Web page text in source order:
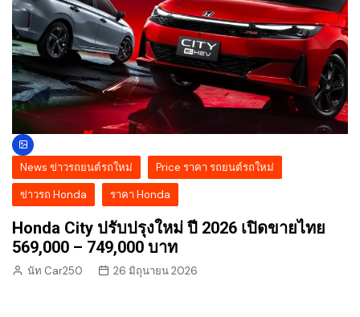
News ข่าวรถยนต์รถใหม่
Price ราคา รถยนต์รถใหม่
ข่าวรถ Honda
ราคา Honda
Honda City ปรับปรุงใหม่ ปี 2026 เปิดขายไทย
569,000 – 749,000 บาท
นัท Car250 26 มิถุนายน 2026